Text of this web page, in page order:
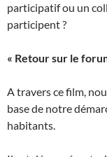
participatif ou un
participent ?
« Retour sur le
A travers ce film,
base de notre
habitants.